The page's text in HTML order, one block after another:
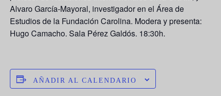
Alvaro García-Mayoral, investigador en el Área de
Estudios de la Fundación Carolina. Modera y presenta:
Hugo Camacho. Sala Pérez Galdós. 18:30h.
AÑADIR AL CALENDARIO